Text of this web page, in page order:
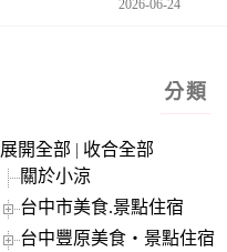
2026-06-24
分類
展開全部 | 收合全部
關於小涼
台中市美食.景點住宿
台中豐原美食‧景點住宿